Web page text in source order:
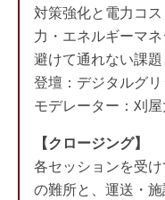
対策強化と電力コ
力・エネルギーマ
避けて通れない課題
登壇：デジタルグ
モデレーター：刈
【クロージング】
各セッションを受
の難所と、運送・